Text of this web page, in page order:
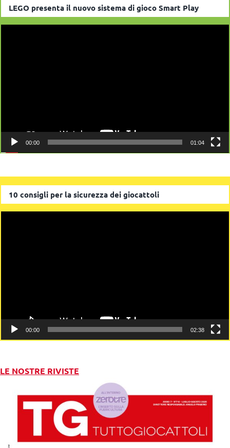
LEGO presenta il nuovo sistema di gioco Smart Play
00:00 01:04
10 consigli per la sicurezza dei giocattoli
00:00 02:38
LE NOSTRE RIVISTE